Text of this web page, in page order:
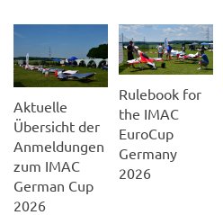
Aktuelle
Übersicht der
Anmeldungen
zum IMAC
German Cup
2026
Rulebook for
the IMAC
EuroCup
Germany
2026